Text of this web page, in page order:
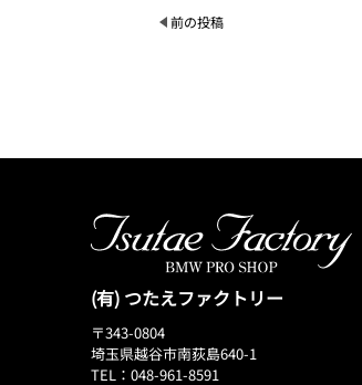
前の投稿
(有) つたえファクトリー
〒343-0804
埼玉県越谷市南荻島640-1
TEL：048-961-8591